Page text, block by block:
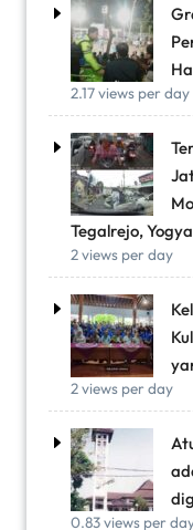
2.17 views per day
Tegalrejo,
2 views per day
2 views per day
0.83 views per